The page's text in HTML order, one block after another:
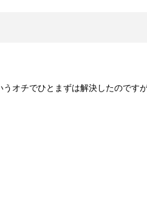
オチでひとまずは解決したのですが